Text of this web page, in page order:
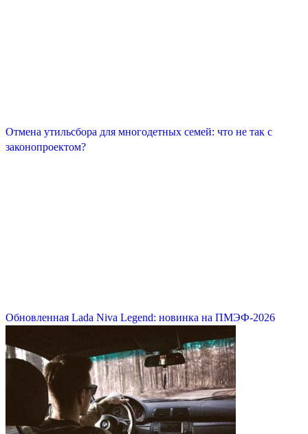
Отмена утильсбора для многодетных семей: что не так с
законопроектом?
Обновленная Lada Niva Legend: новинка на ПМЭФ-2026